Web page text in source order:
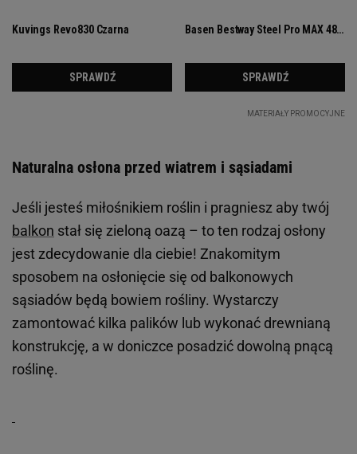
Naturalna osłona przed wiatrem i sąsiadami
Jeśli jesteś miłośnikiem roślin i pragniesz aby twój
balkon stał się zieloną oazą – to ten rodzaj osłony
jest zdecydowanie dla ciebie! Znakomitym
sposobem na osłonięcie się od balkonowych
sąsiadów będą bowiem rośliny. Wystarczy
zamontować kilka palików lub wykonać drewnianą
konstrukcję, a w doniczce posadzić dowolną pnącą
roślinę.